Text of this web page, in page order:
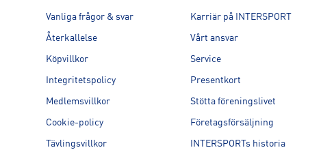
Vanliga frågor & svar
Återkallelse
Köpvillkor
Integritetspolicy
Medlemsvillkor
Cookie-policy
Tävlingsvillkor
Karriär på INTERSPORT
Vårt ansvar
Service
Presentkort
Stötta föreningslivet
Företagsförsäljning
INTERSPORTs historia